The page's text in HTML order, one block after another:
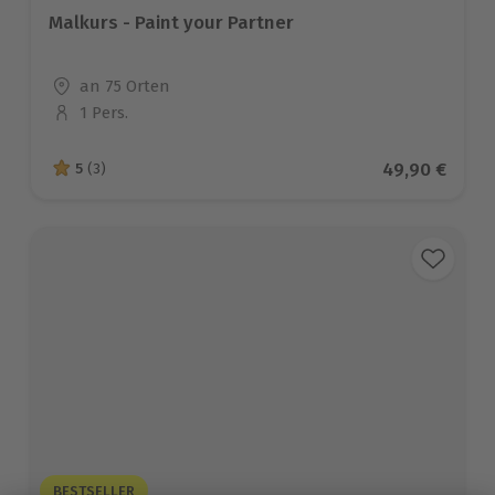
Malkurs - Paint your Partner
Standort
an 75 Orten
Anzahl der Teilnehmer
1 Pers.
5 von 5 Sternen basierend auf 3 Bewertungen
5 (3) Aktueller
49,90 €
BESTSELLER